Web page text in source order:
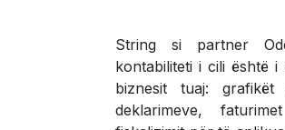
String si partner
kontabiliteti i cili është
biznesit tuaj:
deklarimeve,